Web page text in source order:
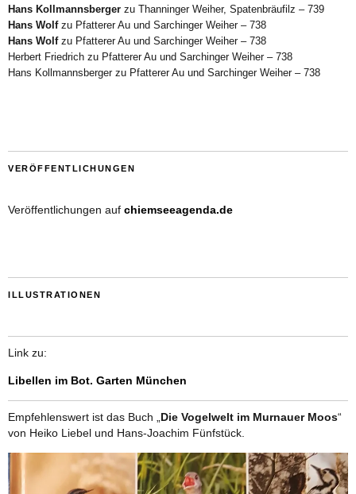
Hans Kollmannsberger zu Thanninger Weiher, Spatenbräufilz – 739
Hans Wolfzu Pfatterer Au und Sarchinger Weiher – 738
Hans Wolfzu Pfatterer Au und Sarchinger Weiher – 738
Herbert Friedrich zu Pfatterer Au und Sarchinger Weiher – 738
Hans Kollmannsbergerzu Pfatterer Au und Sarchinger Weiher – 738
VERÖFFENTLICHUNGEN
Veröffentlichungen auf chiemseeagenda.de
ILLUSTRATIONEN
Link zu:
Libellen im Bot. Garten München
Empfehlenswert ist das Buch „ Die Vogelwelt im Murnauer Moos“
von Heiko Liebel und Hans-Joachim Fünfstück.